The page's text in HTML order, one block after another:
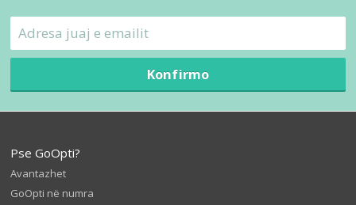
Konfirmo
Pse GoOpti?
Avantazhet
GoOpti në numra